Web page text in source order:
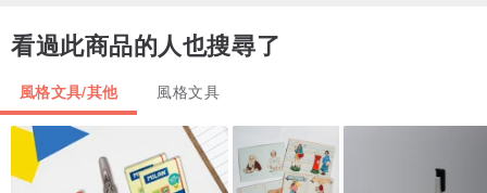
【獻給在人生道路上偶爾卡關，卻永不放棄的每位大人】
看過此商品的人也搜尋了
風格文具/其他 風格文具